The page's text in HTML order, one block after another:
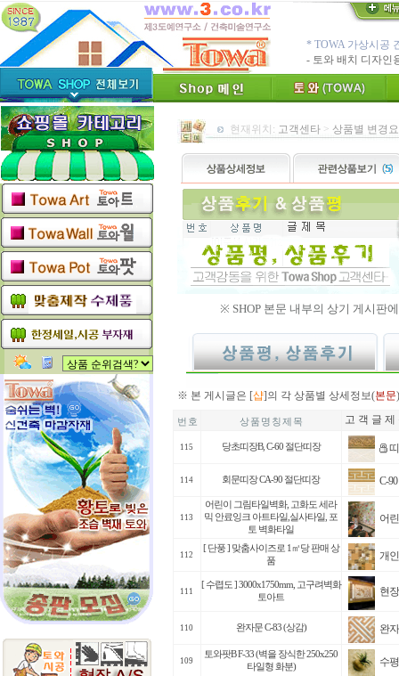
* TOWA 가상시공
- 토와 배치 디자인
* TOWA 회원가입
-토와, 첫구매시 배
[안내]신용카드 결
- 특허,의장,상표
친환경 Bio
[브랜드 명]
* 그림타일 벽화타
[공지]
인테리어타일, 기
[알림]숨쉬는 조습
현재위치: 고객센타 > 상품별 변경
※ SHOP 본문 내부의 상기 게시판에 글
※ 본 게시글은 [샵]의 각 상품별 상세정보(본문
번 호 상 품 명 칭 제 목 고 객 글 제
115 당초띠장B, C-60 절단띠장
114 회문띠장 CA-90 절단띠장 C-
113
어린이 그림타일벽화, 고화도 세라
믹 안료잉크 아트타일,실사타일, 포
토 벽화타일
어
112
[ 단풍 ] 맞춤사이즈로 1㎡당 판매 상
품
개
111
[ 수렵도 ] 3000x1750mm, 고구려벽화
토아트
현
110 완자문 C-83 (상감) 완
109
토와팟B F-33 (벽을 장식한 250x250
타일형 화분)
수